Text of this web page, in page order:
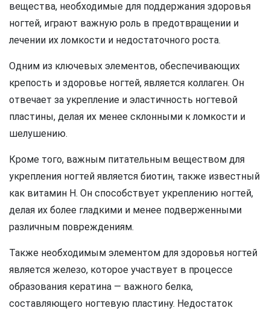
вещества, необходимые для поддержания здоровья
ногтей, играют важную роль в предотвращении и
лечении их ломкости и недостаточного роста.
Одним из ключевых элементов, обеспечивающих
крепость и здоровье ногтей, является коллаген. Он
отвечает за укрепление и эластичность ногтевой
пластины, делая их менее склонными к ломкости и
шелушению.
Кроме того, важным питательным веществом для
укрепления ногтей является биотин, также известный
как витамин Н. Он способствует укреплению ногтей,
делая их более гладкими и менее подверженными
различным повреждениям.
Также необходимым элементом для здоровья ногтей
является железо, которое участвует в процессе
образования кератина — важного белка,
составляющего ногтевую пластину. Недостаток